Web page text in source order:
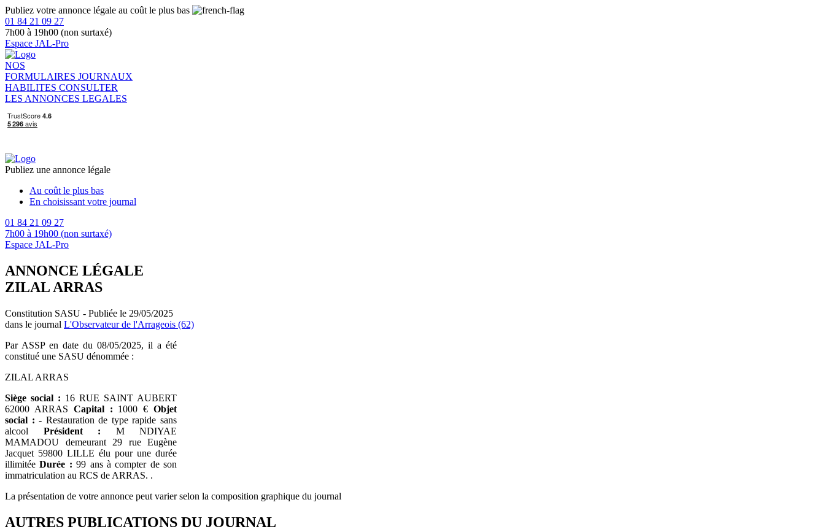
Publiez votre annonce légale au coût le plus bas
01 84 21 09 27
7h00 à 19h00 (non surtaxé)
Espace JAL-Pro
NOS
FORMULAIRES JOURNAUX
HABILITES CONSULTER
LES ANNONCES LEGALES
Publiez une annonce légale
Au coût le plus bas
En choisissant votre journal
01 84 21 09 27
7h00 à 19h00 (non surtaxé)
Espace JAL-Pro
ANNONCE LÉGALE
ZILAL ARRAS
Constitution SASU - Publiée le 29/05/2025
dans le journal L'Observateur de l'Arrageois (62)
Par ASSP en date du 08/05/2025, il a été
constitué une SASU dénommée :
ZILAL ARRAS
Siège social : 16 RUE SAINT AUBERT
62000 ARRAS Capital : 1000 €Objet
social : - Restauration de type rapide sans
alcool Président : M NDIYAE
MAMADOU demeurant 29 rue Eugène
Jacquet 59800 LILLE élu pour une durée
illimitéeDurée : 99 ans à compter de son
immatriculation au RCS de ARRAS. .
La présentation de votre annonce peut varier selon la composition graphique du journal
AUTRES PUBLICATIONS DU JOURNAL